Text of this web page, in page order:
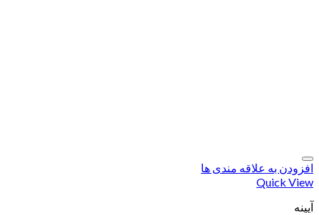
افزودن به علاقه مندی ها
Quick View
آیینه